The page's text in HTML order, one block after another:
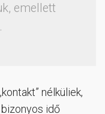
emellett
nélküliek,
idő